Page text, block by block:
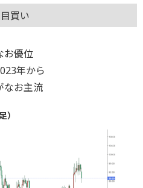
買い
お優位
年から
なお主流
足）